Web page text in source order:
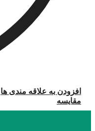
افزودن به علاقه مندی ها
مقایسه